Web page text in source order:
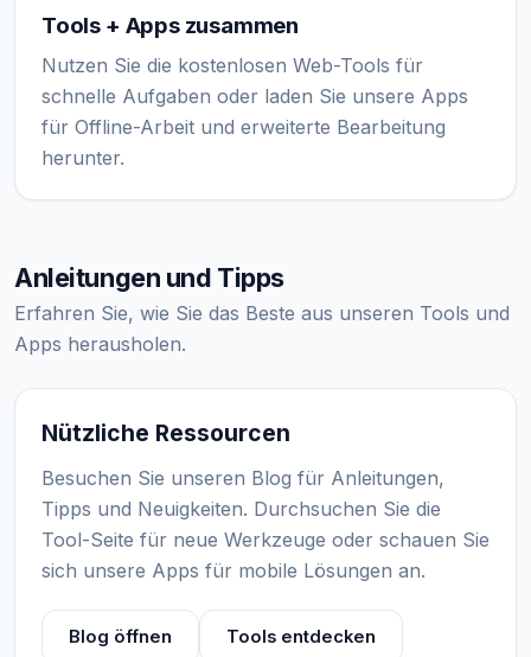
Tools + Apps zusammen
Nutzen Sie die kostenlosen Web-Tools für
schnelle Aufgaben oder laden Sie unsere Apps
für Offline-Arbeit und erweiterte Bearbeitung
herunter.
Anleitungen und Tipps
Erfahren Sie, wie Sie das Beste aus unseren Tools und
Apps herausholen.
Nützliche Ressourcen
Besuchen Sie unseren Blog für Anleitungen,
Tipps und Neuigkeiten. Durchsuchen Sie die
Tool-Seite für neue Werkzeuge oder schauen Sie
sich unsere Apps für mobile Lösungen an.
Blog öffnen Tools entdecken